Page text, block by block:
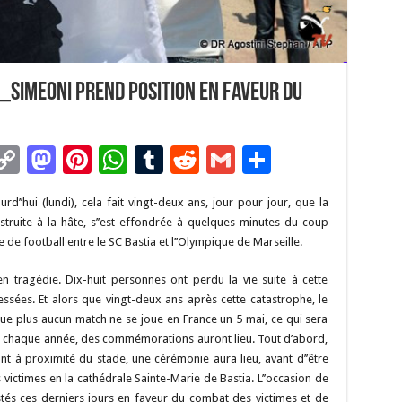
prend position en faveur du
C
o
p
y
Li
n
k
M
as
to
d
o
n
Pi
nt
er
es
t
W
h
at
sA
p
p
T
u
m
bl
r
R
e
d
di
t
G
ai
l
P
ta
g
er
(lundi), cela fait vingt-deux ans, jour pour jour, que la
à la hâte, s’’est effondrée à quelques minutes du coup
football entre le SC Bastia et l’’Olympique de Marseille.
tragédie. Dix-huit personnes ont perdu la vie suite à cette
Et alors que vingt-deux ans après cette catastrophe, le
plus aucun match ne se joue en France un 5 mai, ce qui sera
année, des commémorations auront lieu. Tout d’abord,
à proximité du stade, une cérémonie aura lieu, avant d’’être
en la cathédrale Sainte-Marie de Bastia. L’’occasion de
ces derniers jours en faveur du combat des victimes et de